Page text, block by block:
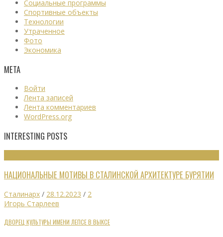
Социальные программы
Спортивные объекты
Технологии
Утраченное
Фото
Экономика
МЕТА
Войти
Лента записей
Лента комментариев
WordPress.org
INTERESTING POSTS
НАЦИОНАЛЬНЫЕ МОТИВЫ В СТАЛИНСКОЙ АРХИТЕКТУРЕ БУРЯТИИ
Сталинарх / 28.12.2023 / 2
Игорь Старлеев
ДВОРЕЦ КУЛЬТУРЫ ИМЕНИ ЛЕПСЕ В ВЫКСЕ